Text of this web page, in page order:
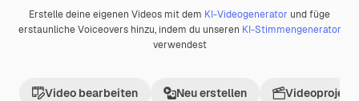
Premium
Erstelle deine eigenen Videos mit dem KI-Videogenerator und füge
erstaunliche Voiceovers hinzu, indem du unseren KI-Stimmengenerator
verwendest
Video bearbeiten Neu erstellen Videoprojekt